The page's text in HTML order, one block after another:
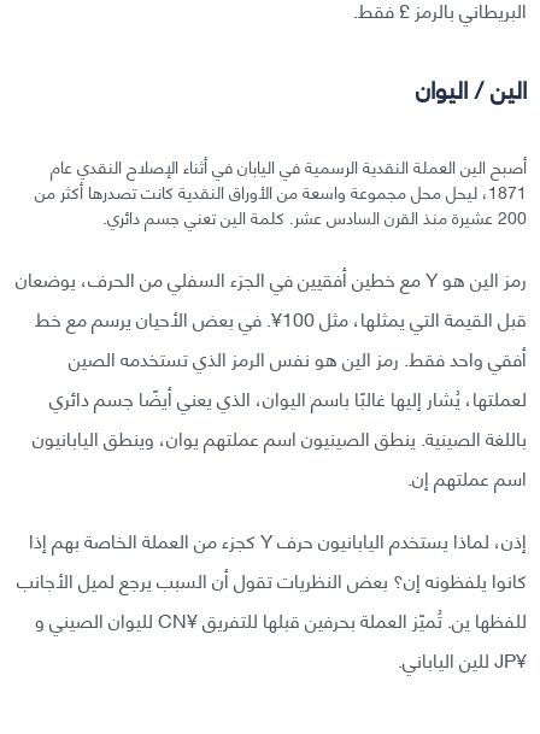
البريطاني بالرمز £ فقط.
الين / اليوان
أصبح الين العملة النقدية الرسمية في اليابان في أثناء الإصلاح النقدي عام
1871، ليحل محل مجموعة واسعة من الأوراق النقدية كانت تصدرها أكثر من
200 عشيرة منذ القرن السادس عشر. كلمة الين تعني جسم دائري.
رمز الين هو Y مع خطين أفقيين في الجزء السفلي من الحرف، يوضعان
قبل القيمة التي يمثلها، مثل 100¥. في بعض الأحيان يرسم مع خط
أفقي واحد فقط. رمز الين هو نفس الرمز الذي تستخدمه الصين
لعملتها، يُشار إليها غالبًا باسم اليوان، الذي يعني أيضًا جسم دائري
باللغة الصينية. ينطق الصينيون اسم عملتهم يوان، وينطق اليابانيون
اسم عملتهم إن.
إذن، لماذا يستخدم اليابانيون حرف Y كجزء من العملة الخاصة بهم إذا
كانوا يلفظونه إن؟ بعض النظريات تقول أن السبب يرجع لميل الأجانب
للفظها ين. تُميّز العملة بحرفين قبلها للتفريق ¥CN لليوان الصيني و
¥JP للين الياباني.